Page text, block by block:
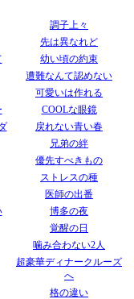
調子上々
先は異なれど
幼い頃の約束
遭難なんて認めない
可愛いは作れる
COOLな眼鏡
戻れない青い春
兄弟の絆
優先すべきもの
ストレスの種
医師の出番
博多の夜
覚醒の日
噛み合わない2人
超豪華ディナークルーズ
へ
格の違い